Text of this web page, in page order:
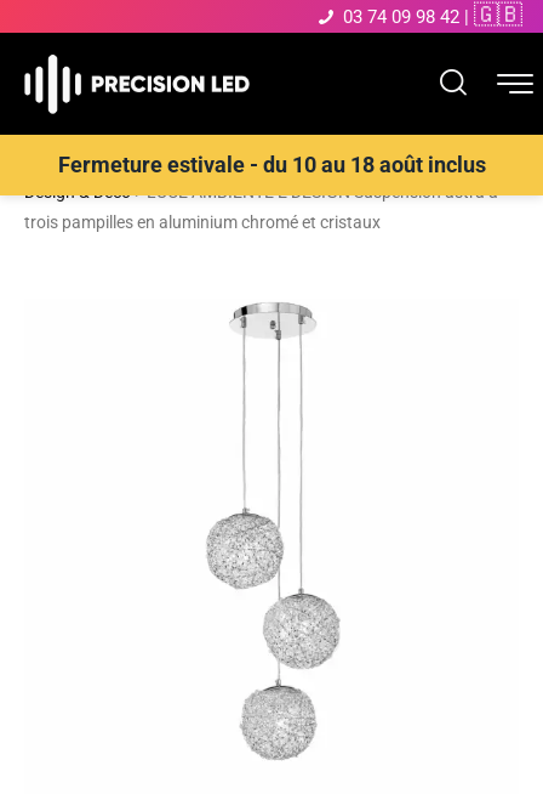
03 74 09 98 42 | 🇬🇧
Fermeture estivale - du 10 au 18 août inclus
Accueil>Boutique>ECLAIRAGE INTERIEUR LED>Suspensions
Design & Déco>LUCE AMBIENTE E DESIGN Suspension astra à
trois pampilles en aluminium chromé et cristaux